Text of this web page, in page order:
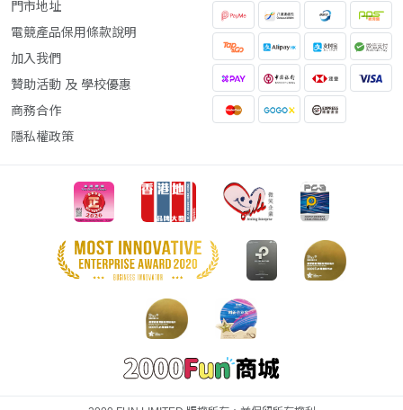
門市地址
電競產品保用條款說明
加入我們
贊助活動 及 學校優惠
商務合作
隱私權政策